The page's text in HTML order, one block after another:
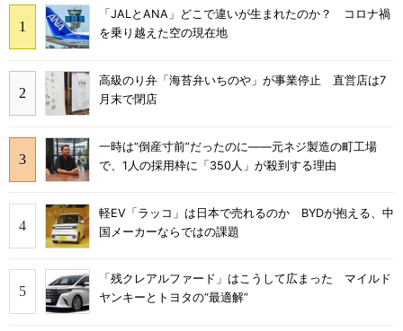
「JALとANA」どこで違いが生まれたのか？ コロナ禍
を乗り越えた空の現在地
高級のり弁「海苔弁いちのや」が事業停止 直営店は7
月末で閉店
一時は“倒産寸前”だったのに――元ネジ製造の町工場
で、1人の採用枠に「350人」が殺到する理由
軽EV「ラッコ」は日本で売れるのか BYDが抱える、中
国メーカーならではの課題
「残クレアルファード」はこうして広まった マイルド
ヤンキーとトヨタの“最適解”